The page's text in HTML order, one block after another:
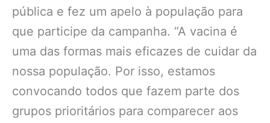
pública e fez um apelo à população para
que participe da campanha. “A vacina é
uma das formas mais eficazes de cuidar da
nossa população. Por isso, estamos
convocando todos que fazem parte dos
grupos prioritários para comparecer aos